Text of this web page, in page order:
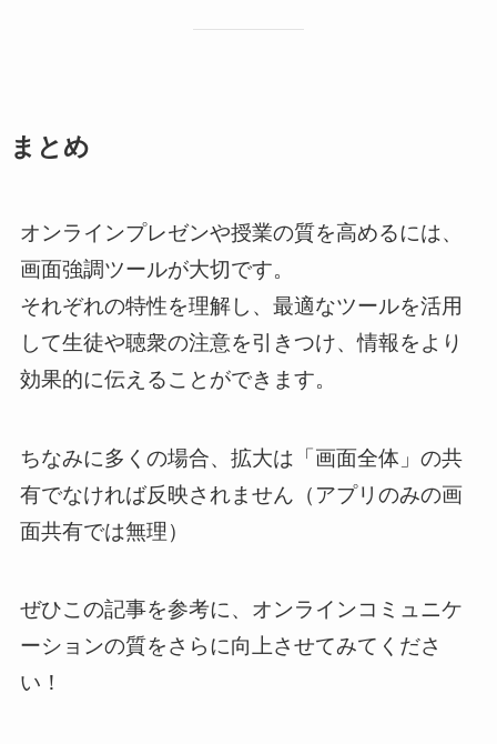
まとめ
オンラインプレゼンや授業の質を高めるには、
画面強調ツールが大切です。
それぞれの特性を理解し、最適なツールを活用
して生徒や聴衆の注意を引きつけ、情報をより
効果的に伝えることができます。
ちなみに多くの場合、拡大は「画面全体」の共
有でなければ反映されません（アプリのみの画
面共有では無理）
ぜひこの記事を参考に、オンラインコミュニケ
ーションの質をさらに向上させてみてくださ
い！